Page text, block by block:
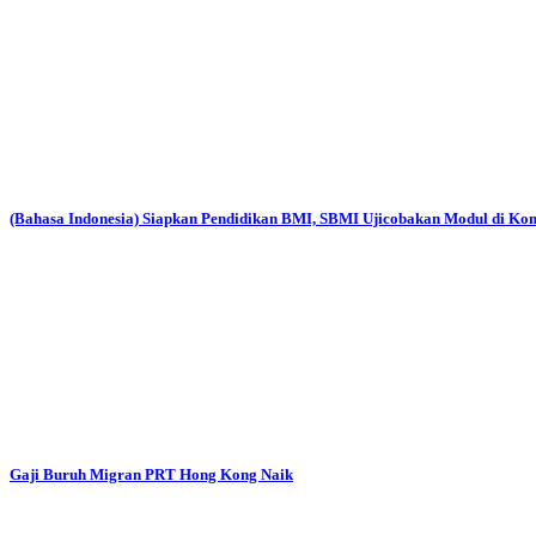
(Bahasa Indonesia) Siapkan Pendidikan BMI, SBMI Ujicobakan Modul di
Gaji Buruh Migran PRT Hong Kong Naik